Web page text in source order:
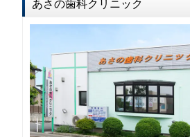
あさの歯科クリニック